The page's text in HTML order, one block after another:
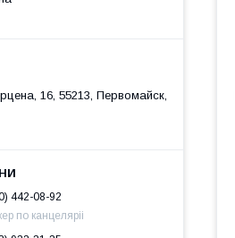
16, 55213, Первомайск,
442-08-92
по канцеляріі